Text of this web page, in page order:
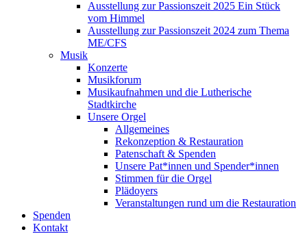
Ausstellung zur Passionszeit 2025 Ein Stück
vom Himmel
Ausstellung zur Passionszeit 2024 zum Thema
ME/CFS
Musik
Konzerte
Musikforum
Musikaufnahmen und die Lutherische
Stadtkirche
Unsere Orgel
Allgemeines
Rekonzeption & Restauration
Patenschaft & Spenden
Unsere Pat*innen und Spender*innen
Stimmen für die Orgel
Plädoyers
Veranstaltungen rund um die Restauration
Spenden
Kontakt